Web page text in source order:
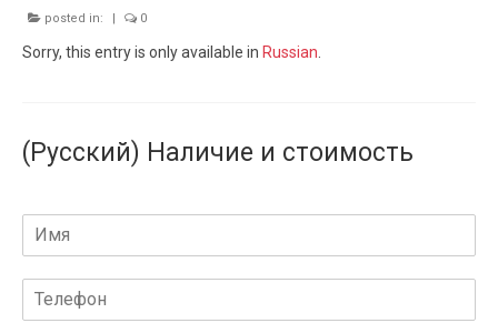
posted in: | 0
Sorry, this entry is only available in Russian
(Русский) Наличие и стоимость